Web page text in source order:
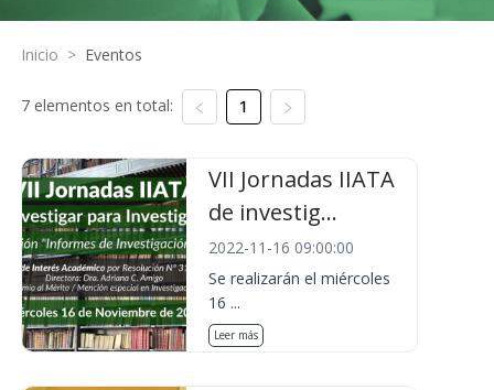
Inicio > Eventos
7 elementos en total: 1
VII Jornadas IIATA
de investig...
2022-11-16 09:00:00
Se realizarán el miércoles
16 ...
Leer más